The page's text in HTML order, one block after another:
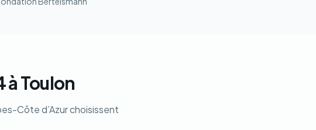
Toulon
Côte d’Azur choisissent